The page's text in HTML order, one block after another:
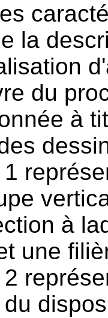
la
du
à
à
une